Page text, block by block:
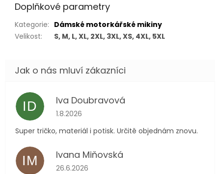
Doplňkové parametry
Kategorie: Dámské motorkářské mikiny
Velikost: S, M, L, XL, 2XL, 3XL, XS, 4XL, 5XL
ID Iva Doubravová
Hodnocení obchodu je 5 z 5 hvězdiček.
1.8.2026
Super tričko, materiál i potisk. Určitě objednám znovu.
IM Ivana Miňovská
Hodnocení obchodu je 5 z 5 hvězdiček.
26.6.2026